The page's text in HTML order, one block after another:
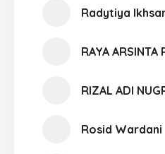
Radytiya
RAYA ARSINTA
RIZAL ADI
Rosid Wardani